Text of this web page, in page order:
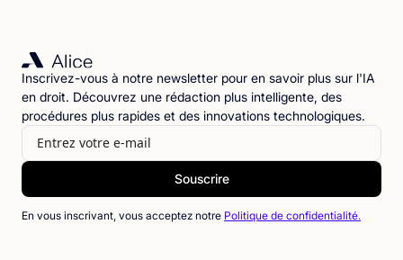
Inscrivez-vous à notre newsletter pour en savoir plus sur l'IA
en droit. Découvrez une rédaction plus intelligente, des
procédures plus rapides et des innovations technologiques.
En vous inscrivant, vous acceptez notre Politique de confidentialité.